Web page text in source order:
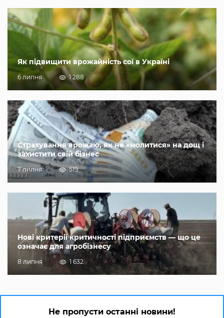
Як підвищити врожайність сої в Україні
6 липня 1 288
Страхування врожаю, як не «молитися» на дощ і
захистити свій бізнес
7 липня 519
Нові критерії критичності підприємств — що це
означає для агробізнесу
8 липня 1 632
Не пропусти останні новини!